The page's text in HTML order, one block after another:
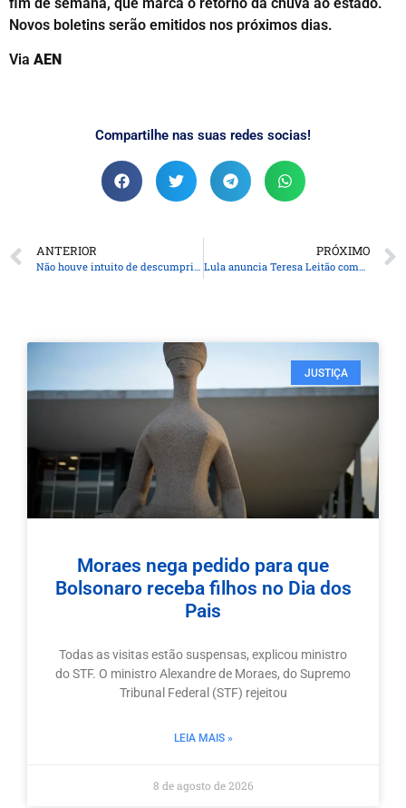
Novos boletins serão emitidos nos próximos dias.
Via AEN
Compartilhe nas suas redes socias!
ANTERIOR
Não houve intuito de descumprir a lei, diz Bolsonaro sobre arma
PRÓXIMO
Lula anuncia Teresa Leitão como nova liderança do governo no Senado
JUSTIÇA
Moraes nega pedido para que
Bolsonaro receba filhos no Dia dos
Pais
Todas as visitas estão suspensas, explicou ministro
do STF. O ministro Alexandre de Moraes, do Supremo
Tribunal Federal (STF) rejeitou
LEIA MAIS »
8 de agosto de 2026